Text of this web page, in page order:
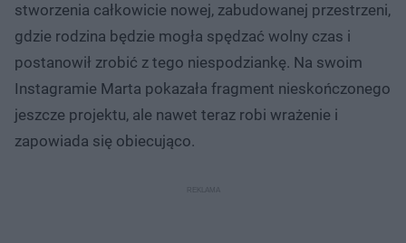
stworzenia całkowicie nowej, zabudowanej przestrzeni,
gdzie rodzina będzie mogła spędzać wolny czas i
postanowił zrobić z tego niespodziankę. Na swoim
Instagramie Marta pokazała fragment nieskończonego
jeszcze projektu, ale nawet teraz robi wrażenie i
zapowiada się obiecująco.